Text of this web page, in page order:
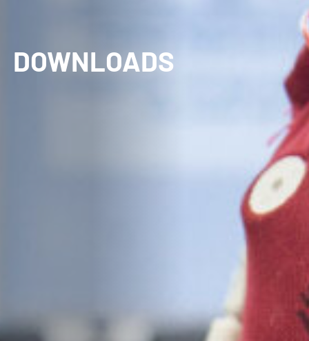
DOWNLOADS